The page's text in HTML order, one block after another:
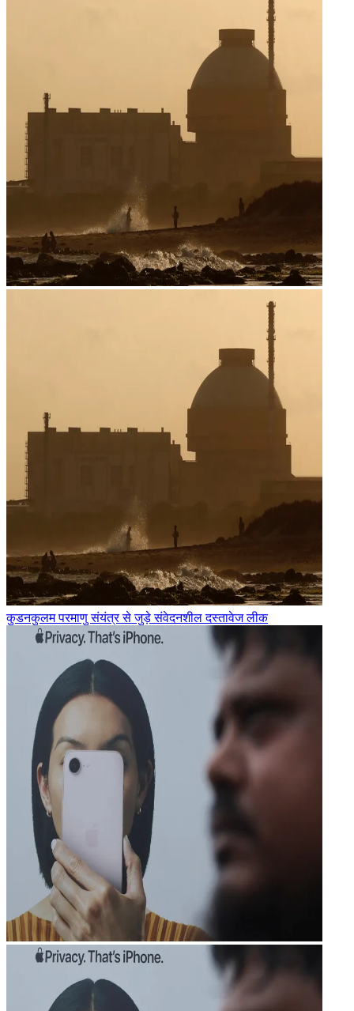
कुडनकुलम परमाणु संयंत्र से जुड़े संवेदनशील दस्तावेज लीक